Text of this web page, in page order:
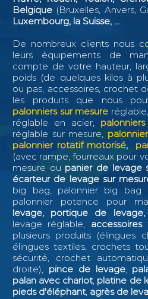
Belgique (Bruxelles, Anvers,
Luxembourg, la Suisse, ...
De nombreux clients nous
leurs équipements de
compte de votre hauteur,
poids (de quelques kilos à
ou pas, accessoires, crochet
les produits que nous
palonniers sur mesure
réglable en acier,palonniers
réglable sur mesure,
palonnier rotatif motorisé,
(avec rampe, fourreaux pour
mesure ou panier de levage
écarteur de levage sur
big bag, palonnier big bag
palonnier potence pour
levage, portique de levage,
levage réglable,
plusieurs produits (élingues
élingues textiles, crochets
sécurité, crochet
droite), pince de levage,
palan avec chariot, platine de
pieds d'éléphant, agrès de